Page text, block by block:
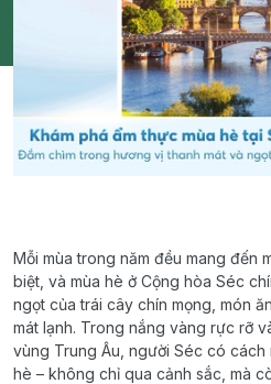
Mỗi mùa trong năm đều mang đến
biệt, và mùa hè ở Cộng hòa Séc
ngọt của trái cây chín mọng, món
mát lạnh. Trong nắng vàng rực rỡ
vùng Trung Âu, người Séc có cách
hè – không chỉ qua cảnh sắc, mà